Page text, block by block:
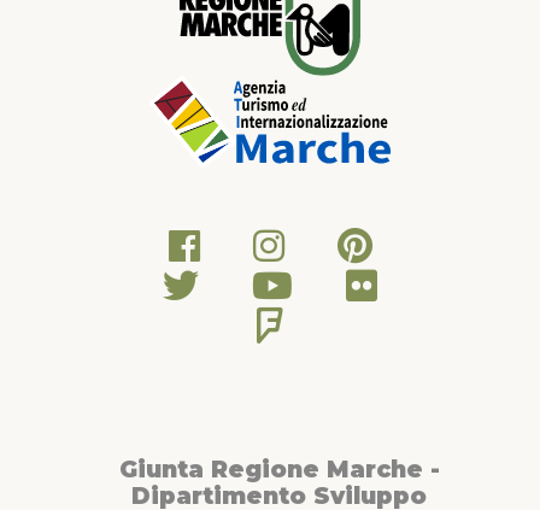
Giunta Regione Marche -
Dipartimento Sviluppo